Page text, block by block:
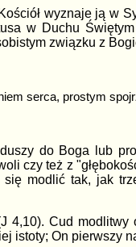
wyznaje ją w
w Duchu
związku z
serca, prostym
do Boga lub
czy też z
się modlić tak, jak
4,10). Cud
istoty; On pierwszy